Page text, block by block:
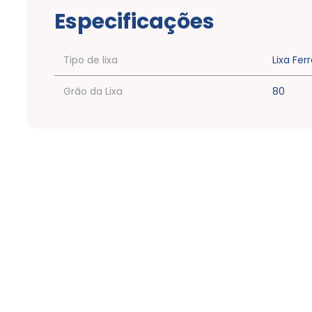
Especificações
Tipo de lixa Lixa
Grão da Lixa 80